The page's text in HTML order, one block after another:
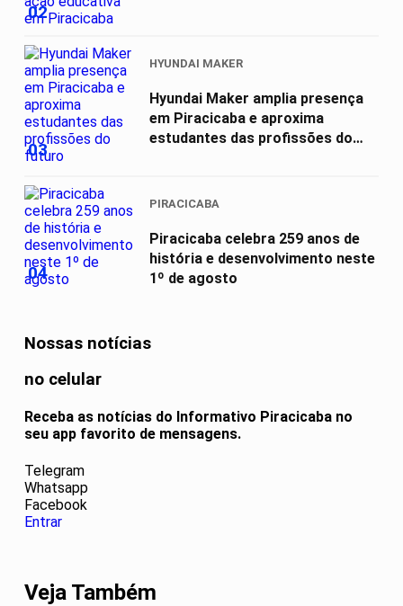
02
03
HYUNDAI MAKER
Hyundai Maker amplia presença
em Piracicaba e aproxima
estudantes das profissões do
04
PIRACICABA
Piracicaba celebra 259 anos de
história e desenvolvimento neste
1º de agosto
Nossas notícias
no celular
Receba as notícias do Informativo Piracicaba no
seu app favorito de mensagens.
Telegram
Whatsapp
Facebook
Entrar
Veja Também